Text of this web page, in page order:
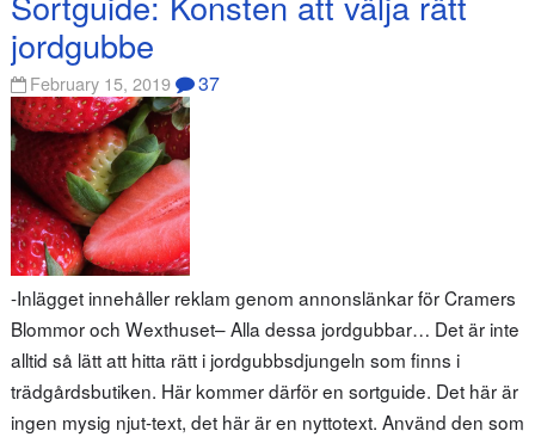
jordgubbe
February 15, 2019 37
-Inlägget innehåller reklam genom annonslänkar för Cramers
Blommor och Wexthuset– Alla dessa jordgubbar… Det är inte
alltid så lätt att hitta rätt i jordgubbsdjungeln som finns i
trädgårdsbutiken. Här kommer därför en sortguide. Det här är
ingen mysig njut-text, det här är en nyttotext. Använd den som